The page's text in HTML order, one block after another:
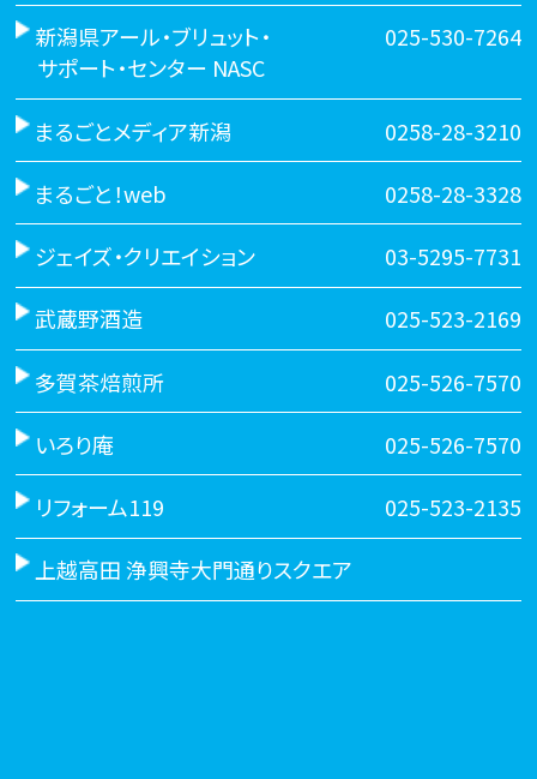
新潟県アール・ブリュット・
サポート・センター NASC
025-530-7264
まるごとメディア新潟 0258-28-3210
まるごと！web 0258-28-3328
ジェイズ・クリエイション 03-5295-7731
武蔵野酒造 025-523-2169
多賀茶焙煎所 025-526-7570
いろり庵 025-526-7570
リフォーム119 025-523-2135
上越高田 浄興寺大門通りスクエア